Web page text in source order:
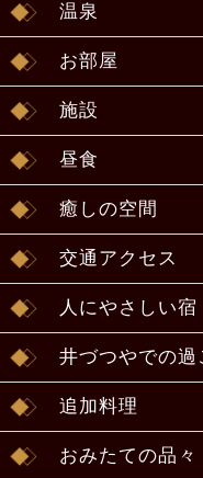
温泉
お部屋
施設
昼食
癒しの空間
交通アクセス
人にやさしい宿
井づつやでの過
追加料理
おみたての品々